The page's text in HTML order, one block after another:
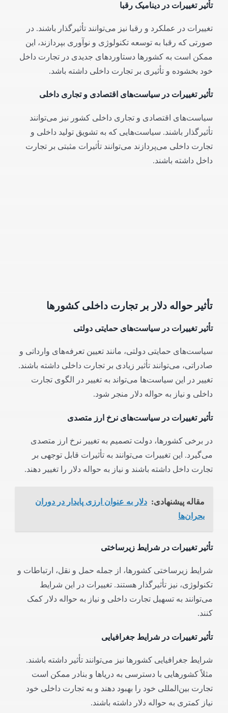
تأثیر تغییرات در دینامیک رقبا
تغییرات در عملکرد و رقبا نیز می‌توانند تأثیرگذار باشند. در
صورتی که رقبا به توسعه تکنولوژی و نوآوری بپردازند، این
ممکن است به کشورها دستاوردهای جدیدی در تجارت داخل
خود بخشوده و تأثیری بر تجارت داخلی داشته باشد.
تأثیر تغییرات در سیاست‌های اقتصادی و تجاری داخلی
سیاست‌های اقتصادی و تجاری داخلی کشور نیز می‌توانند
تأثیرگذار باشند. سیاست‌هایی که به تشویق تولید داخلی و
تجارت داخلی می‌پردازند می‌توانند تأثیرات مثبتی بر تجارت
داخل داشته باشند.
تأثیر حواله دلار بر تجارت داخلی کشورها
تأثیر تغییرات در سیاست‌های حمایتی دولتی
سیاست‌های حمایتی دولتی، مانند تعیین تعرفه‌های وارداتی و
صادراتی، می‌توانند تأثیر زیادی بر تجارت داخلی داشته باشند.
تغییر در این سیاست‌ها می‌تواند به تغییر در الگوی تجارت
داخلی و نیاز به حواله دلار منجر شود.
تأثیر تغییرات در سیاست‌های نرخ ارز متصدی
در برخی کشورها، دولت تصمیم به تغییر نرخ ارز متصدی
می‌گیرد. این تغییرات می‌توانند به تأثیرات قابل توجهی بر
تجارت داخل داشته باشند و نیاز به حواله دلار را تغییر دهند.
مقاله پیشنهادی: دلار به عنوان ارزی پایدار در دوران
بحران‌ها
تأثیر تغییرات در شرایط زیرساختی
شرایط زیرساختی کشورها، از جمله حمل و نقل، ارتباطات و
تکنولوژی، نیز تأثیرگذار هستند. تغییرات در این شرایط
می‌توانند به تسهیل تجارت داخلی و نیاز به حواله دلار کمک
کنند.
تأثیر تغییرات در شرایط جغرافیایی
شرایط جغرافیایی کشورها نیز می‌توانند تأثیر داشته باشند.
مثلاً کشورهایی با دسترسی به دریاها و بنادر ممکن است
تجارت بین‌المللی خود را بهبود دهند و به تجارت داخلی خود
نیاز کمتری به حواله دلار داشته باشند.